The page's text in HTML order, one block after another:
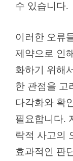
수 있습니다.
이러한 오류
제약으로 인
화하기 위해
한 관점을 고
다각화와 확
필요합니다.
락적 사고의
효과적인 판